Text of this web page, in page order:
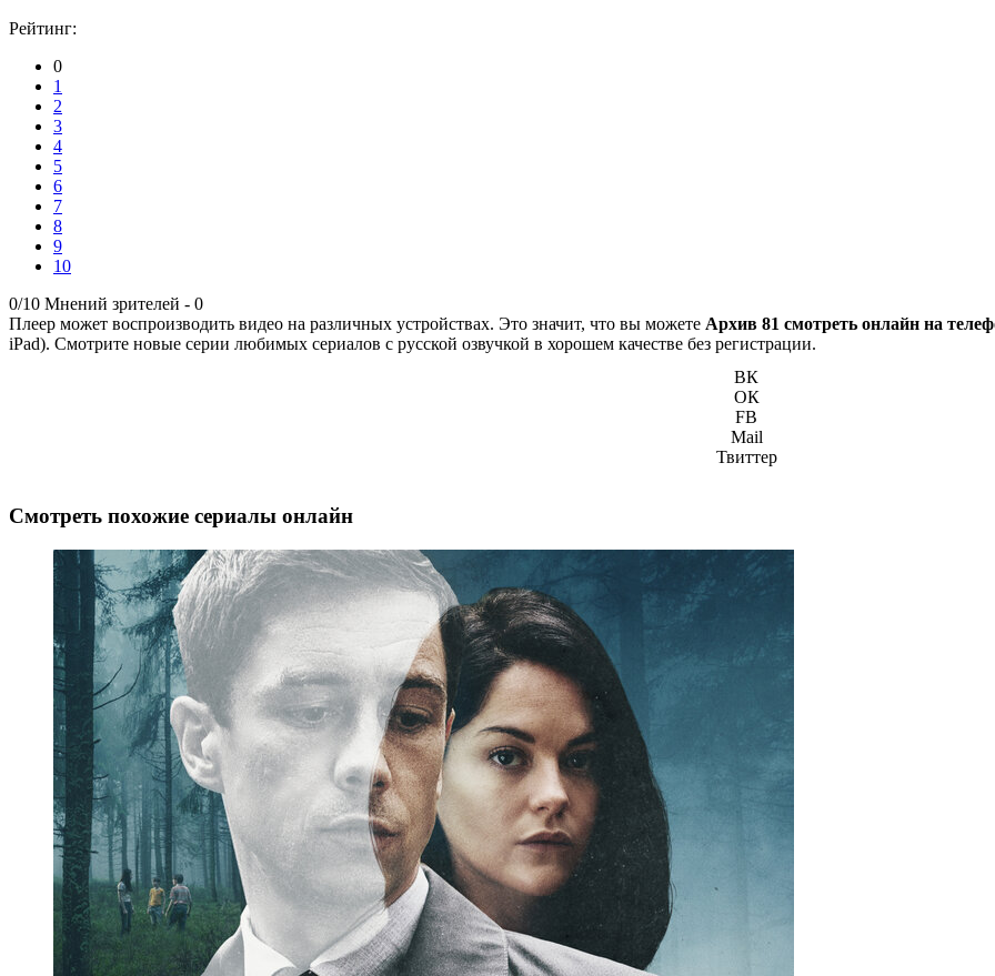
Рейтинг:
0
1
2
3
4
5
6
7
8
9
10
0/10 Мнений зрителей - 0
Плеер может воспроизводить видео на различных устройствах. Это значит, что вы можете Архив 81 смотреть онлайн на
iPad). Смотрите новые серии любимых сериалов с русской озвучкой в хорошем качестве без регистрации.
ВК
ОК
FB
Mail
Твиттер
Смотреть похожие сериалы онлайн